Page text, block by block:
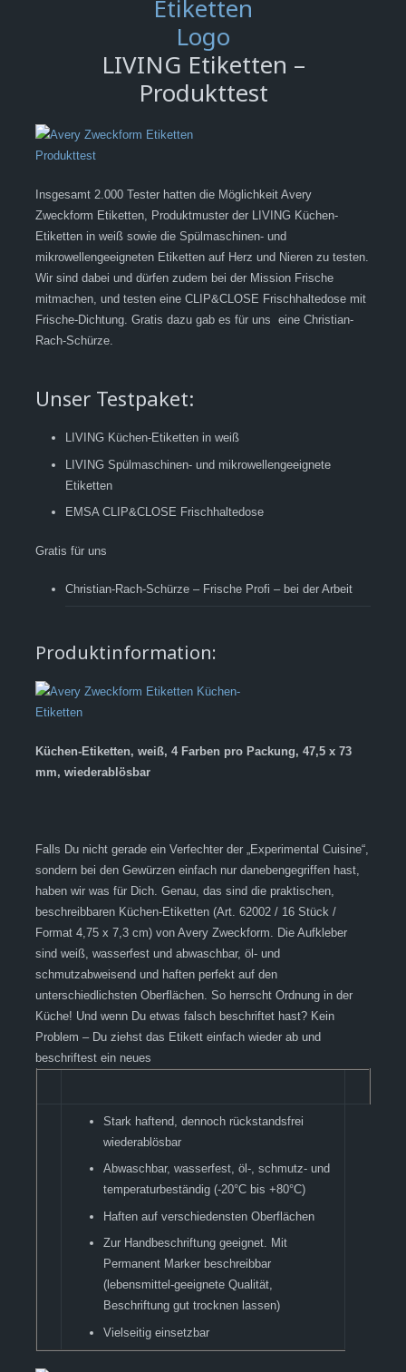
LIVING Etiketten –
Produkttest
Insgesamt 2.000 Tester hatten die Möglichkeit Avery
Zweckform Etiketten, Produktmuster der LIVING Küchen-
Etiketten in weiß sowie die Spülmaschinen- und
mikrowellengeeigneten Etiketten auf Herz und Nieren zu testen.
Wir sind dabei und dürfen zudem bei der Mission Frische
mitmachen, und testen eine CLIP&CLOSE Frischhaltedose mit
Frische-Dichtung. Gratis dazu gab es für uns eine Christian-
Rach-Schürze.
Unser Testpaket:
LIVING Küchen-Etiketten in weiß
LIVING Spülmaschinen- und mikrowellengeeignete
Etiketten
EMSA CLIP&CLOSE Frischhaltedose
Gratis für uns
Christian-Rach-Schürze – Frische Profi – bei der Arbeit
Produktinformation:
Küchen-Etiketten, weiß, 4 Farben pro Packung, 47,5 x 73
mm, wiederablösbar
Falls Du nicht gerade ein Verfechter der „Experimental Cuisine“,
sondern bei den Gewürzen einfach nur danebengegriffen hast,
haben wir was für Dich. Genau, das sind die praktischen,
beschreibbaren Küchen-Etiketten (Art. 62002 / 16 Stück /
Format 4,75 x 7,3 cm) von Avery Zweckform. Die Aufkleber
sind weiß, wasserfest und abwaschbar, öl- und
schmutzabweisend und haften perfekt auf den
unterschiedlichsten Oberflächen. So herrscht Ordnung in der
Küche! Und wenn Du etwas falsch beschriftet hast? Kein
Problem – Du ziehst das Etikett einfach wieder ab und
beschriftest ein neues
Stark haftend, dennoch rückstandsfrei
wiederablösbar
Abwaschbar, wasserfest, öl-, schmutz- und
temperaturbeständig (-20°C bis +80°C)
Haften auf verschiedensten Oberflächen
Zur Handbeschriftung geeignet. Mit
Permanent Marker beschreibbar
(lebensmittel-geeignete Qualität,
Beschriftung gut trocknen lassen)
Vielseitig einsetzbar